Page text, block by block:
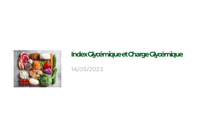
Index Glycémique et Charge Glycémique
14/05/2023